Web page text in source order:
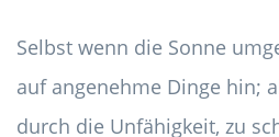
Selbst wenn die Sonne
auf angenehme Dinge hin;
durch die Unfähigkeit, zu